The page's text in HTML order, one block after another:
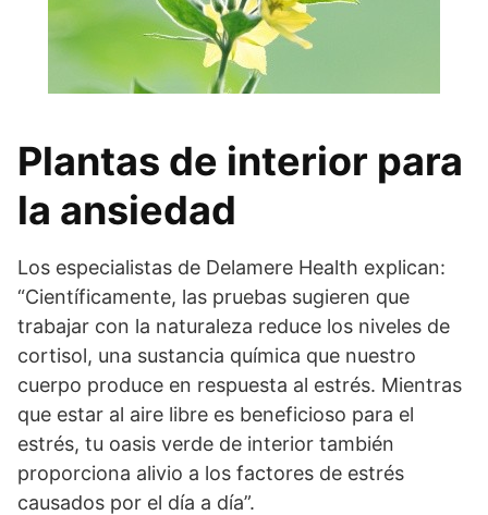
Plantas de interior para
la ansiedad
Los especialistas de Delamere Health explican:
“Científicamente, las pruebas sugieren que
trabajar con la naturaleza reduce los niveles de
cortisol, una sustancia química que nuestro
cuerpo produce en respuesta al estrés. Mientras
que estar al aire libre es beneficioso para el
estrés, tu oasis verde de interior también
proporciona alivio a los factores de estrés
causados por el día a día”.